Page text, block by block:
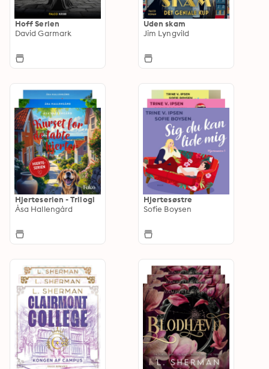
Hoff Serien
David Garmark
Uden skam
Jim Lyngvild
Hjerteserien - Trilogi
Åsa Hallengård
Hjertesøstre
Sofie Boysen